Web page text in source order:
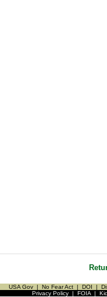
USA Gov | No Fear Act | DOI |
Privacy Policy| FOIA|